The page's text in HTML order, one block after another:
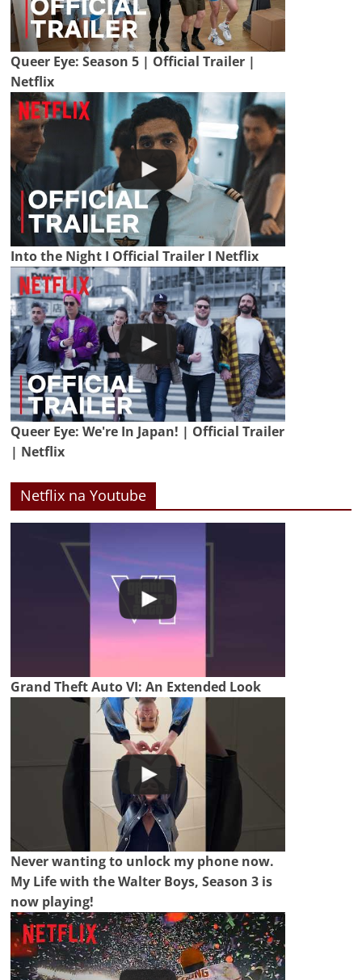
Queer Eye: Season 5 | Official Trailer |
Netflix
Into the Night I Official Trailer I Netflix
Queer Eye: We're In Japan! | Official Trailer
| Netflix
Netflix na Youtube
Grand Theft Auto VI: An Extended Look
Never wanting to unlock my phone now.
My Life with the Walter Boys, Season 3 is
now playing!